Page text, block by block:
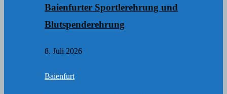
Baienfurter Sportlerehrung und
Blutspenderehrung
8. Juli 2026
Baienfurt